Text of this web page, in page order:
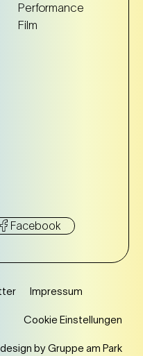
Performance
Film
Facebook
Impressum
Cookie Einstellungen
by Gruppe am Park